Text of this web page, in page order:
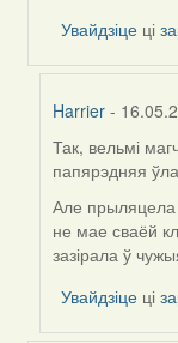
Увайдзіце ці
Harrier -
In
reply
to
by
ZNR
Так, вельмі
папярэдняя
Але прыляцела
не мае сваёй
зазірала ў
Увайдзіце ці